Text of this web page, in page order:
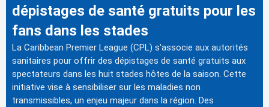
dépistages de santé gratuits pour les
fans dans les stades
La Caribbean Premier League (CPL) s'associe aux autorités
sanitaires pour offrir des dépistages de santé gratuits aux
spectateurs dans les huit stades hôtes de la saison. Cette
initiative vise à sensibiliser sur les maladies non
transmissibles, un enjeu majeur dans la région. Des